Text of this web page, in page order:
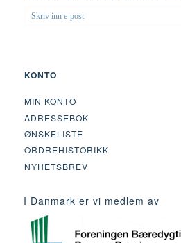
SKRIV
INN
KONTO
MIN KONTO
ADRESSEBOK
ØNSKELISTE
ORDREHISTORIKK
NYHETSBREV
I Danmark er vi medlem av